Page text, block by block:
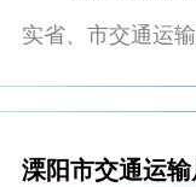
实省、市交通运
企业主体责任，
溧阳市交通运